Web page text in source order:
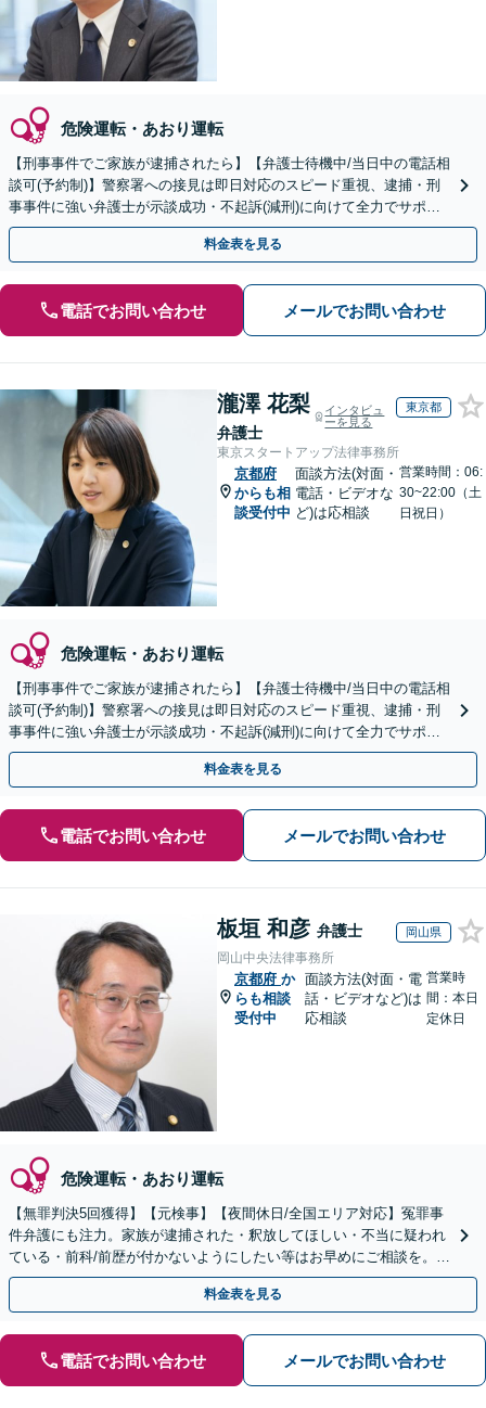
危険運転・あおり運転
【刑事事件でご家族が逮捕されたら】【弁護士待機中/当日中の電話相
談可(予約制)】警察署への接見は即日対応のスピード重視、逮捕・刑
事事件に強い弁護士が示談成功・不起訴(減刑)に向けて全力でサポー
トします。【加害者側の相談専門】
料金表を見る
電話でお問い合わせ メールでお問い合わせ
瀧澤 花梨
弁護士
インタビュ
ーを見る
東京都
東京スタートアップ法律事務所
京都府
からも相
談受付中
面談方法(対面・
電話・ビデオな
ど)は応相談
営業時間：06:
30~22:00（土
日祝日）
危険運転・あおり運転
【刑事事件でご家族が逮捕されたら】【弁護士待機中/当日中の電話相
談可(予約制)】警察署への接見は即日対応のスピード重視、逮捕・刑
事事件に強い弁護士が示談成功・不起訴(減刑)に向けて全力でサポー
トします。【加害者側の相談専門】
料金表を見る
電話でお問い合わせ メールでお問い合わせ
板垣 和彦 弁護士 岡山県
岡山中央法律事務所
京都府 か
らも相談
受付中
面談方法(対面・電
話・ビデオなど)は
応相談
営業時
間：本日
定休日
危険運転・あおり運転
【無罪判決5回獲得】【元検事】【夜間休日/全国エリア対応】冤罪事
件弁護にも注力。家族が逮捕された・釈放してほしい・不当に疑われ
ている・前科/前歴が付かないようにしたい等はお早めにご相談を。迅
速に的確な対応に定評あり【分割払い可】
料金表を見る
電話でお問い合わせ メールでお問い合わせ